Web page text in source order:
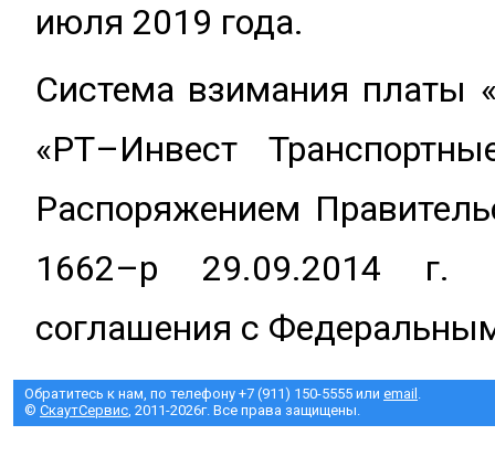
июля 2019 года.
Система взимания платы
«РТ–Инвест
Распоряжением
1662–р 29.09.2014 г.
соглашения с
Обратитесь к нам, по телефону +7 (911) 150-5555 или email .
© СкаутСервис, 2011-2026г. Все права защищены.